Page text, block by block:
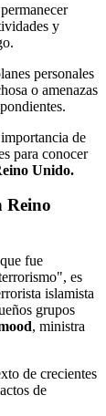
y
personales
o amenazas
de
para conocer
Unido.
Reino
fue
es
islamista
grupos
, ministra
de crecientes
de